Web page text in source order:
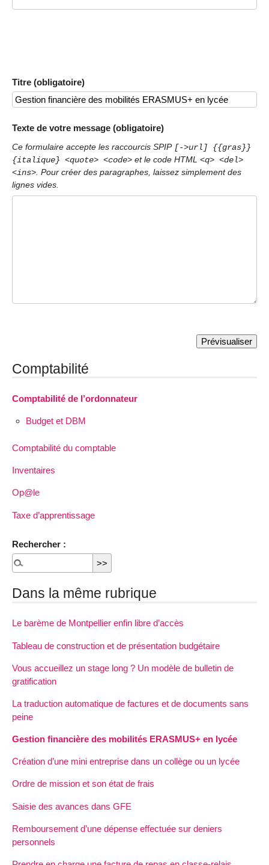
Titre (obligatoire)
Texte de votre message (obligatoire)
Ce formulaire accepte les raccourcis SPIP [->url] {{gras}}
{italique} <quote> <code> et le code HTML <q> <del>
<ins>. Pour créer des paragraphes, laissez simplement des
lignes vides.
Comptabilité
Comptabilité de l’ordonnateur
Budget et DBM
Comptabilité du comptable
Inventaires
Op@le
Taxe d’apprentissage
Rechercher :
Dans la même rubrique
Le barème de Montpellier enfin libre d’accès
Tableau de construction et de présentation budgétaire
Vous accueillez un stage long ? Un modèle de bulletin de
gratification
La traduction automatique de factures et de documents sans
peine
Gestion financière des mobilités ERASMUS+ en lycée
Création d’une mini entreprise dans un collège ou un lycée
Ordre de mission et son état de frais
Saisie des avances dans GFE
Remboursement d’une dépense effectuée sur deniers
personnels